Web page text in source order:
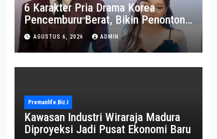
6 Karakter Pria Drama Korea
Pencemburu Berat, Bikin Penonton
Gemas
AGUSTUS 6, 2026 ADMIN
Premanlife.biz.i
Kawasan Industri Wiraraja Madura
Diproyeksi Jadi Pusat Ekonomi Baru